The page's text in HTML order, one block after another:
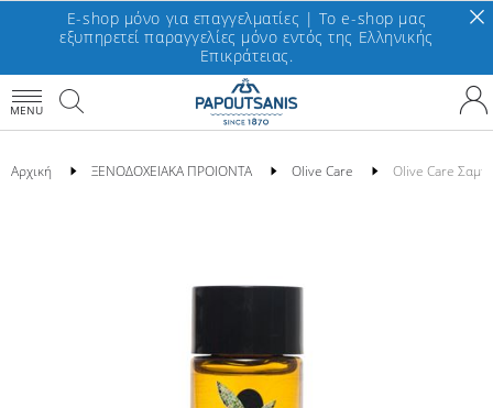
E-shop μόνο για επαγγελματίες | To e-shop μας
εξυπηρετεί παραγγελίες μόνο εντός της Ελληνικής
Επικράτειας.
MENU
Αρχική ΞΕΝΟΔΟΧΕΙΑΚΑ ΠΡΟΙΟΝΤΑ Olive Care Olive Care